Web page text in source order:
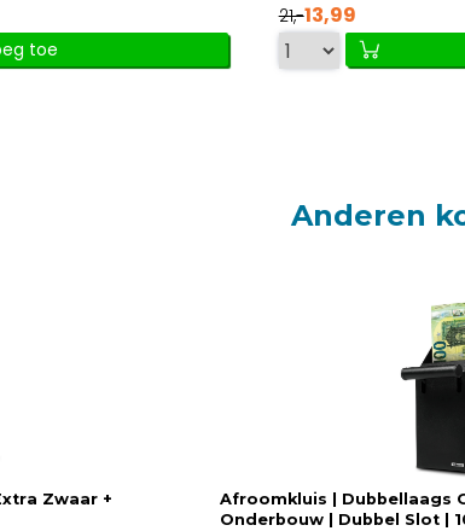
toe
21,-13,99
Anderen
Zwaar +
Afroomkluis | Dubbellaags
Onderbouw | Dubbel Slot |